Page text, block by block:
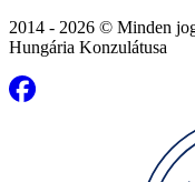
2014 - 2026 © Minden
Hungária Konzulátusa